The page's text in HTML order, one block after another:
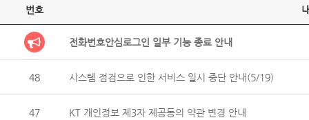
번호
전화번호안심로그인 일부 기능 종료 안내
48 시스템 점검으로 인한 서비스 일시 중단 안내(5/19)
47 KT 개인정보 제3자 제공동의 약관 변경 안내